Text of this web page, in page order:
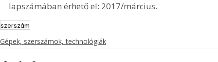
lapszámában érhető el: 2017/március.
szerszám
Gépek, szerszámok, technológiák